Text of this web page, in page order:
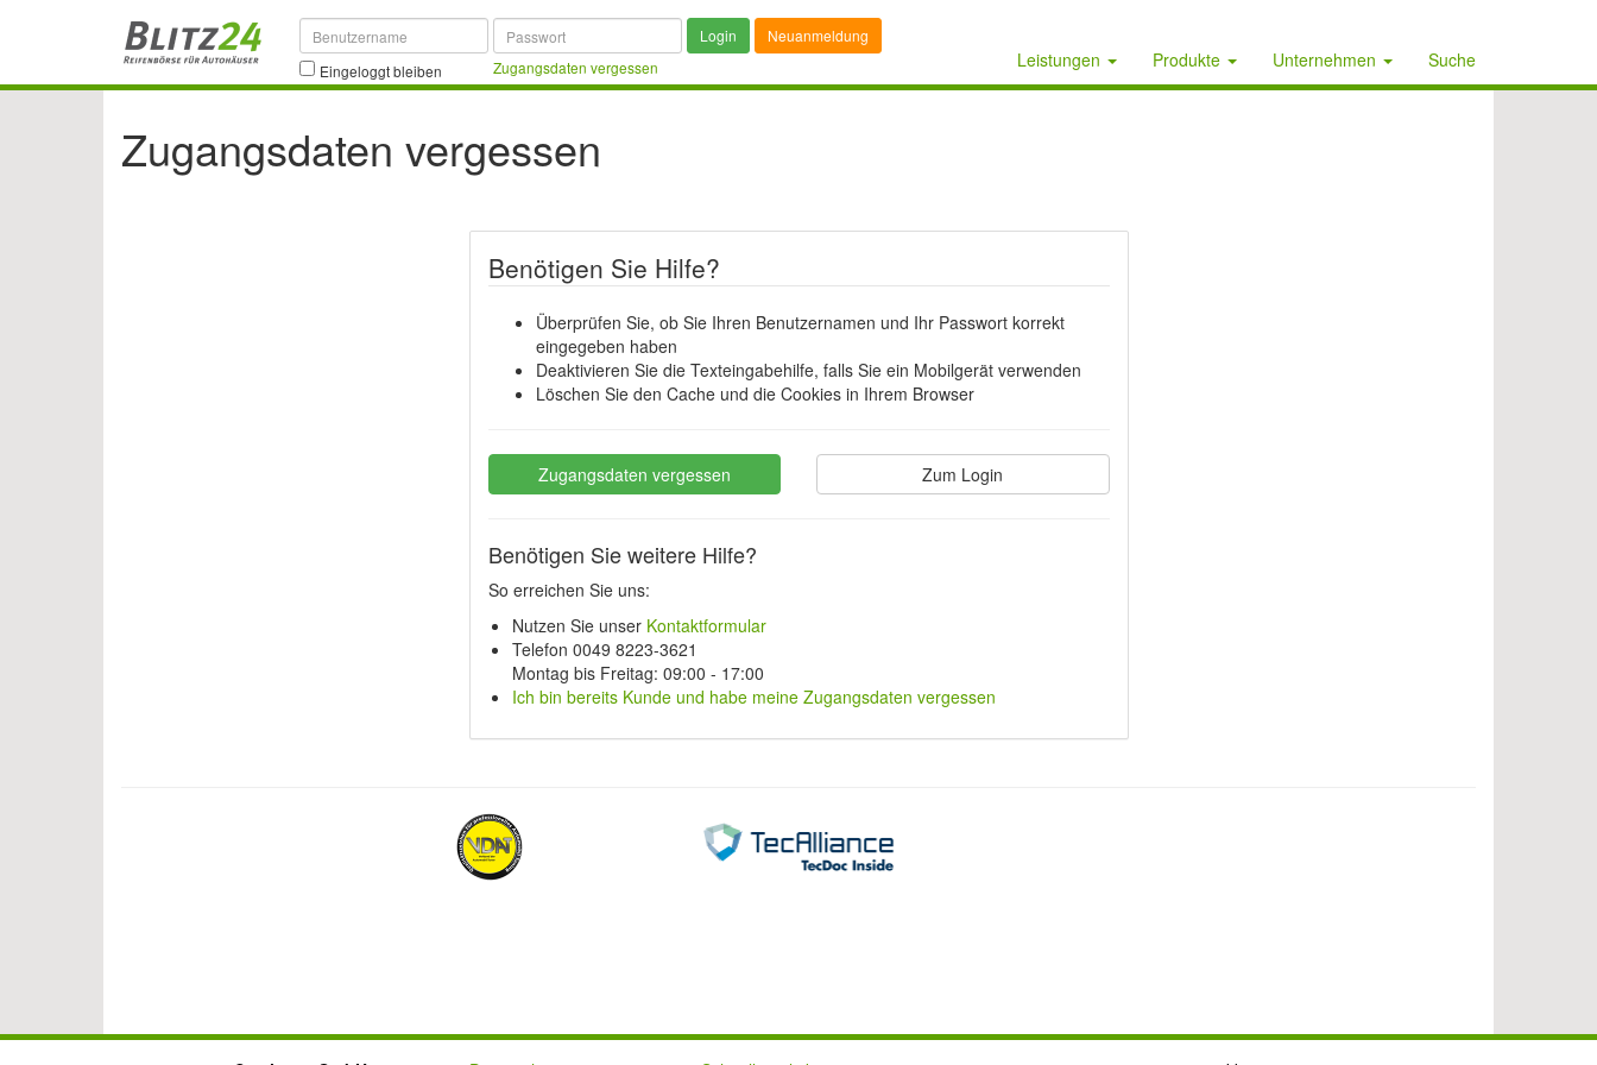
Eingeloggt bleiben Zugangsdaten vergessen
Login Neuanmeldung
Leistungen Produkte Unternehmen Suche
Zugangsdaten vergessen
Benötigen Sie Hilfe?
Überprüfen Sie, ob Sie Ihren Benutzernamen und Ihr Passwort korrekt
eingegeben haben
Deaktivieren Sie die Texteingabehilfe, falls Sie ein Mobilgerät verwenden
Löschen Sie den Cache und die Cookies in Ihrem Browser
Zugangsdaten vergessen Zum Login
Benötigen Sie weitere Hilfe?
So erreichen Sie uns:
Nutzen Sie unser Kontaktformular
Telefon 0049 8223-3621
Montag bis Freitag: 09:00 - 17:00
Ich bin bereits Kunde und habe meine Zugangsdaten vergessen